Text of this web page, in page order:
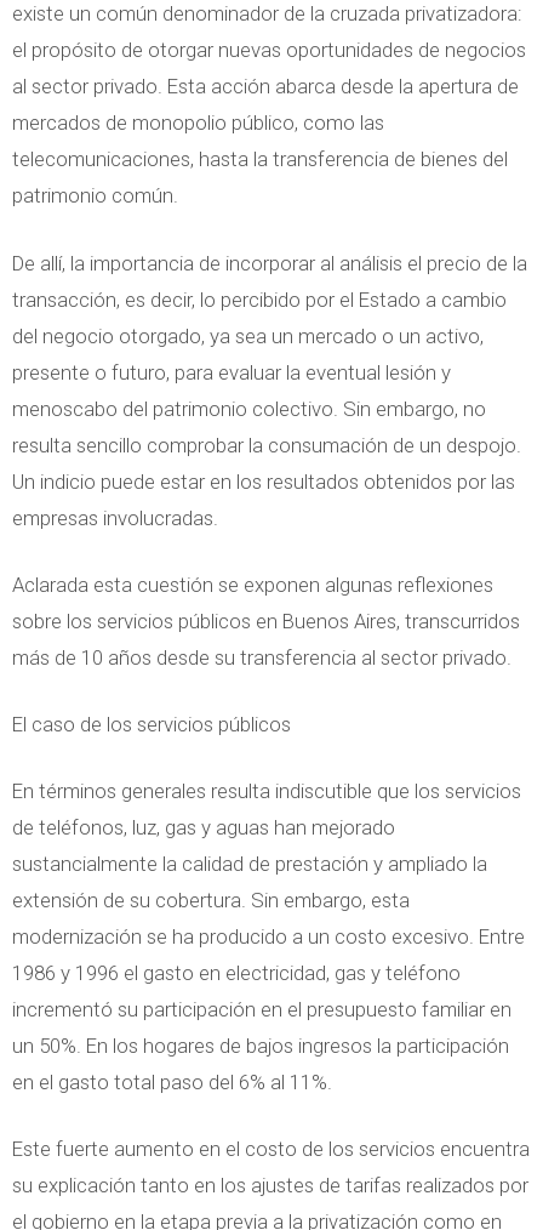
existe un común denominador de la cruzada privatizadora:
el propósito de otorgar nuevas oportunidades de negocios
al sector privado. Esta acción abarca desde la apertura de
mercados de monopolio público, como las
telecomunicaciones, hasta la transferencia de bienes del
patrimonio común.
De allí, la importancia de incorporar al análisis el precio de la
transacción, es decir, lo percibido por el Estado a cambio
del negocio otorgado, ya sea un mercado o un activo,
presente o futuro, para evaluar la eventual lesión y
menoscabo del patrimonio colectivo. Sin embargo, no
resulta sencillo comprobar la consumación de un despojo.
Un indicio puede estar en los resultados obtenidos por las
empresas involucradas.
Aclarada esta cuestión se exponen algunas reflexiones
sobre los servicios públicos en Buenos Aires, transcurridos
más de 10 años desde su transferencia al sector privado.
El caso de los servicios públicos
En términos generales resulta indiscutible que los servicios
de teléfonos, luz, gas y aguas han mejorado
sustancialmente la calidad de prestación y ampliado la
extensión de su cobertura. Sin embargo, esta
modernización se ha producido a un costo excesivo. Entre
1986 y 1996 el gasto en electricidad, gas y teléfono
incrementó su participación en el presupuesto familiar en
un 50%. En los hogares de bajos ingresos la participación
en el gasto total paso del 6% al 11%.
Este fuerte aumento en el costo de los servicios encuentra
su explicación tanto en los ajustes de tarifas realizados por
el gobierno en la etapa previa a la privatización como en